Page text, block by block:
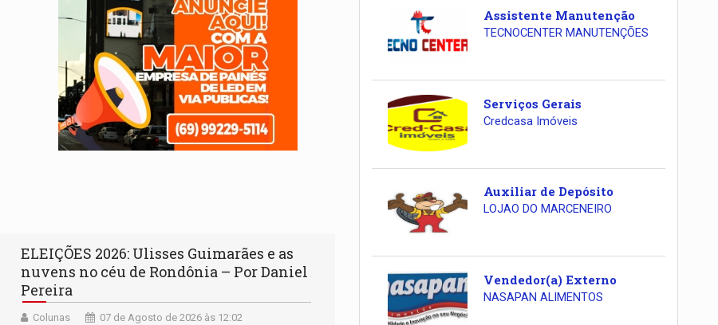
ELEIÇÕES 2026: Ulisses Guimarães e as
nuvens no céu de Rondônia – Por Daniel
Pereira
Colunas 07 de Agosto de 2026 às 12:02
Assistente Manutenção
TECNOCENTER MANUTENÇÕES
Serviços Gerais
Credcasa Imóveis
Auxiliar de Depósito
LOJAO DO MARCENEIRO
Vendedor(a) Externo
NASAPAN ALIMENTOS